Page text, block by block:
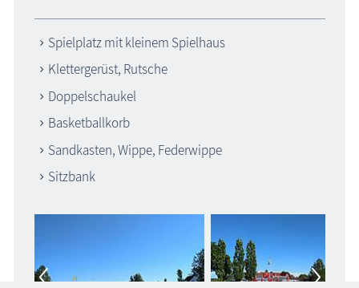
Spielplatz mit kleinem Spielhaus
Klettergerüst, Rutsche
Doppelschaukel
Basketballkorb
Sandkasten, Wippe, Federwippe
Sitzbank